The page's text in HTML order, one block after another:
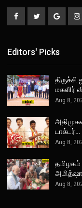
Editors' Picks
மகளிர்
Aug 8,
டாக்டர்…
Aug 8,
Aug 8,